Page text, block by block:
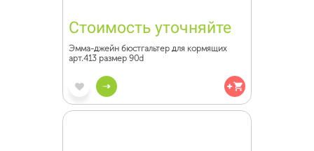
Стоимость уточняйте
Эмма-джейн бюстгальтер для кормящих
арт.413 размер 90d